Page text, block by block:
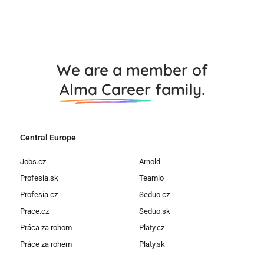
We are a member of
Alma Careerfamily.
Central Europe
Jobs.cz
Profesia.sk
Profesia.cz
Prace.cz
Práca za rohom
Práce za rohem
Arnold
Teamio
Seduo.cz
Seduo.sk
Platy.cz
Platy.sk